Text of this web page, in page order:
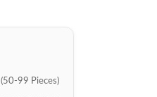
(50-99 Pieces)